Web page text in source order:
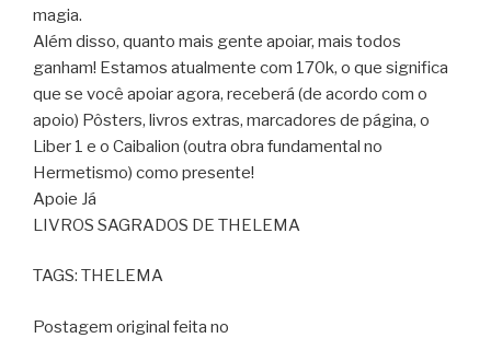
magia.
Além disso, quanto mais gente apoiar, mais todos
ganham! Estamos atualmente com 170k, o que significa
que se você apoiar agora, receberá (de acordo com o
apoio) Pôsters, livros extras, marcadores de página, o
Liber 1 e o Caibalion (outra obra fundamental no
Hermetismo) como presente!
Apoie Já
LIVROS SAGRADOS DE THELEMA
TAGS: THELEMA
Postagem original feita no